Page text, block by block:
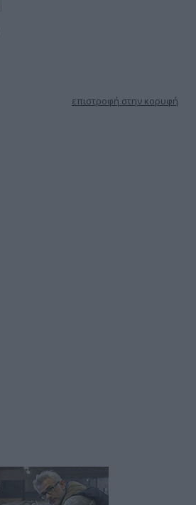
επιστροφή στην κορυφή